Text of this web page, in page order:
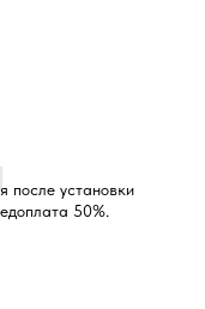
после установки
50%.